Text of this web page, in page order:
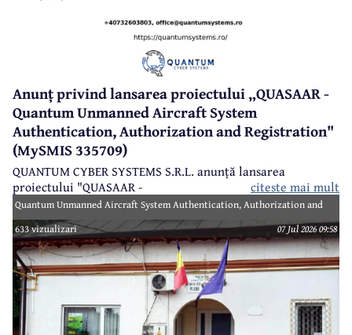
Anunț privind lansarea proiectului „QUASAAR -
Quantum Unmanned Aircraft System
Authentication, Authorization and Registration"
(MySMIS 335709)
QUANTUM CYBER SYSTEMS S.R.L. anunță lansarea
proiectului "QUASAAR -
Quantum Unmanned Aircraft System Authentication, Authorization and
Registration" (MySMIS 335709), finanțat prin Programul Creștere
Inteligentă, Digitalizare și Instrumente Financiare 2021-2027 (PoCIDIF) din
Fondul European de Dezvoltare Regională (FEDR).
citeste mai mult
633 vizualizari 07 Jul 2026 09:58